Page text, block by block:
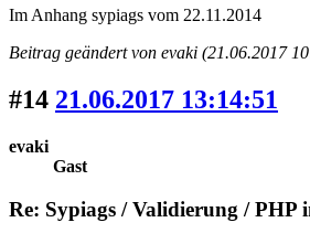
Im Anhang sypiags vom 22.11.2014
Beitrag geändert von evaki (21.06.2017
#14 21.06.2017 13:14:51
evaki
Gast
Re: Sypiags / Validierung / PHP